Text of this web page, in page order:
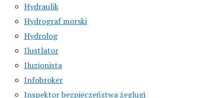
Hydraulik
Hydrograf morski
Hydrolog
Ilustlator
Iluzjonista
Infobroker
Inspektor bezpieczeństwa żeglugi